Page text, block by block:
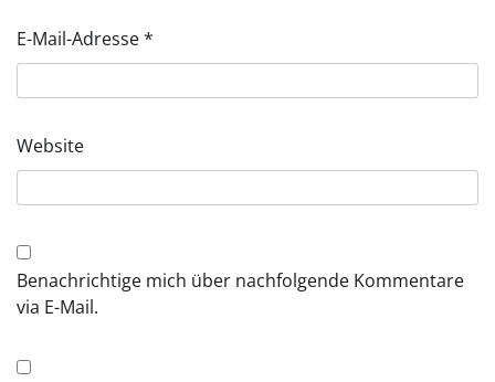
E-Mail-Adresse*
Website
Benachrichtige mich über nachfolgende Kommentare
via E-Mail.